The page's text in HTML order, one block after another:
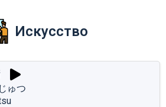
Искусство
ゅつ